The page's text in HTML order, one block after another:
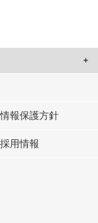
コンテンツや広告の
ています。
報保護方針
採用情報